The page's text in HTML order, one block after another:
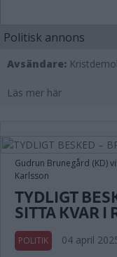
Politisk annons
Avsändare:
Läs mer här
Gudrun Brunegård (KD)
Karlsson
TYDLIGT
SITTA KVAR I
POLITIK 04 april